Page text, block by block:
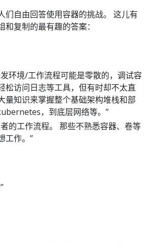
们自由回答使用容器的挑战。 这儿有
和复制的最有趣的答案：
环境/工作流程可能是零散的，调试容
松访问日志等工具，但有时却不太直
量知识来掌握整个基础架构堆栈和部
，到底层网络等。”
的工作流程。 那些不熟悉容器、卷等
工作。”